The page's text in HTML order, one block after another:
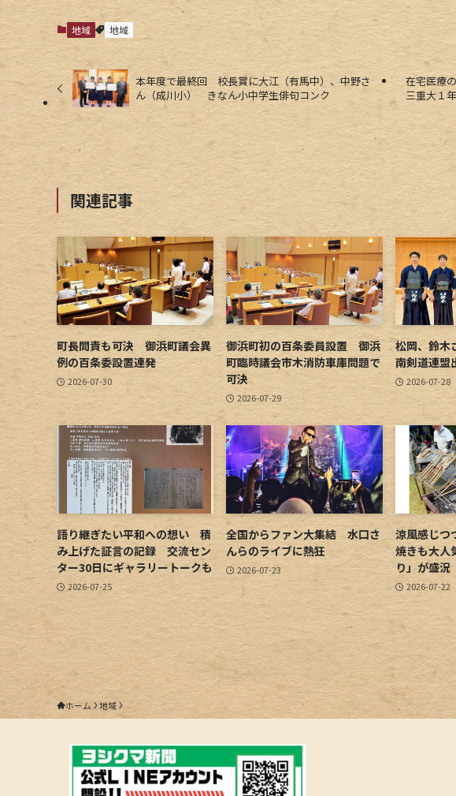
地域 地域
本年度で最終回 校長賞に大江（有馬中）、中野さ
ん（成川小） きなん小中学生俳句コンク
在宅医療
三重大１
関連記事
町長問責も可決 御浜町議会異
例の百条委設置連発
2026-07-30
御浜町初の百条委員設置 御浜
町臨時議会市木消防車庫問題で
可決
2026-07-29
松岡、鈴
南剣道連盟
2026-07-28
語り継ぎたい平和への想い 積
み上げた証言の記録 交流セン
ター30日にギャラリートークも
2026-07-25
全国からファン大集結 水口さ
んらのライブに熱狂
2026-07-23
涼風感じ
焼きも大
り」が盛況
2026-07-22
ホーム 地域